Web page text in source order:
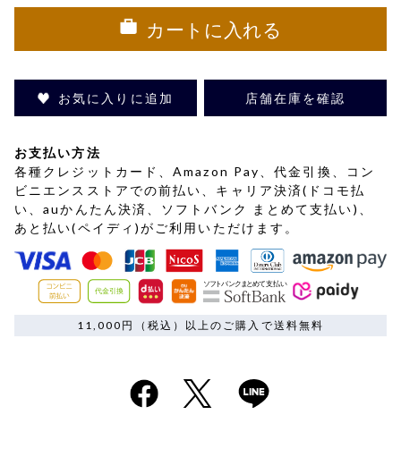
カートに入れる
お気に入りに追加 店舗在庫を確認
お支払い方法
各種クレジットカード、Amazon Pay、代金引換、コン
ビニエンスストアでの前払い、キャリア決済(ドコモ払
い、auかんたん決済、ソフトバンク まとめて支払い)、
あと払い(ペイディ)がご利用いただけます。
11,000円（税込）以上のご購入で送料無料